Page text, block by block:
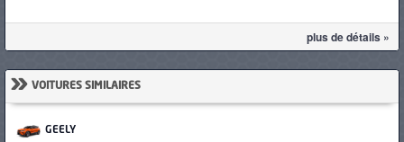
plus de détails »
» VOITURES SIMILAIRES
GEELY